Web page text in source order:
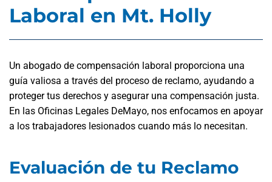
Laboral en Mt. Holly
Un abogado de compensación laboral proporciona una
guía valiosa a través del proceso de reclamo, ayudando a
proteger tus derechos y asegurar una compensación justa.
En las Oficinas Legales DeMayo, nos enfocamos en apoyar
a los trabajadores lesionados cuando más lo necesitan.
Evaluación de tu Reclamo